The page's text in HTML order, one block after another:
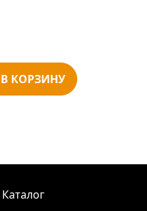
КОРЗИНУ
Каталог